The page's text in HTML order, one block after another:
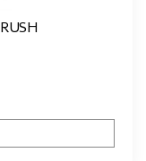
RUSH | ראש ספריי גוף | 250 מ"ל